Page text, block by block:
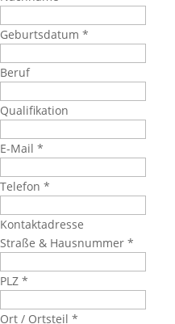
Geburtsdatum *
Beruf
Qualifikation
E-Mail *
Telefon *
Kontaktadresse
Straße & Hausnummer *
PLZ *
Ort / Ortsteil *